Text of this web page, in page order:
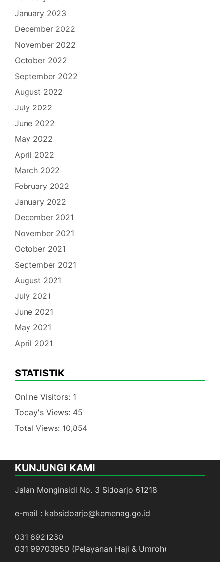
January 2023
December 2022
November 2022
October 2022
September 2022
August 2022
July 2022
June 2022
May 2022
April 2022
March 2022
February 2022
January 2022
December 2021
November 2021
October 2021
September 2021
August 2021
July 2021
June 2021
May 2021
April 2021
STATISTIK
Online Visitors: 1
Today's Views: 45
Total Views: 10,854
KUNJUNGI KAMI
Jalan Monginsidi No. 3 Sidoarjo 61218
e-mail : kabsidoarjo@kemenag.go.id
031 8921230
031 99703950 (Pelayanan Haji & Umroh)